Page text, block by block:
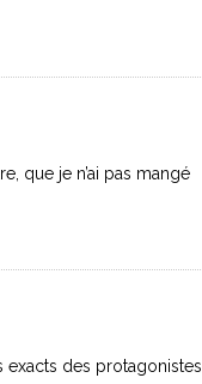
que je n’ai pas mangé
exacts des protagonistes